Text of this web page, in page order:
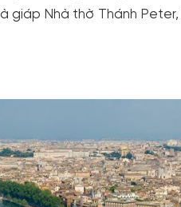
giáp Nhà thờ Thánh